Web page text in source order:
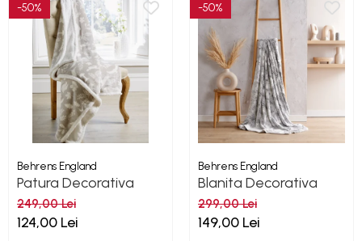
-50%
Behrens England
Patura Decorativa
Wood Land Grey
249,00 Lei
124,00 Lei
-50%
Behrens England
Blanita Decorativa
Highland 180x130x10
cm
299,00 Lei
149,00 Lei